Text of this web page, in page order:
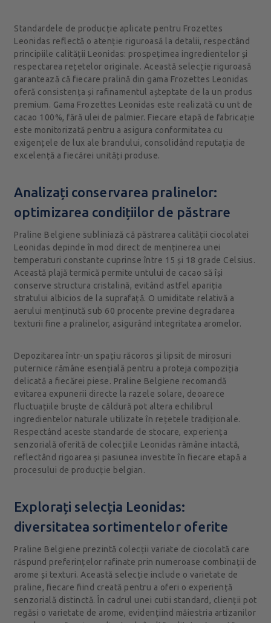
Standardele de producție aplicate pentru Frozettes
Leonidas reflectă o atenție riguroasă la detalii, respectând
principiile calității Leonidas: prospețimea ingredientelor și
respectarea rețetelor originale. Această selecție riguroasă
garantează că fiecare pralină din gama Frozettes Leonidas
oferă consistența și rafinamentul așteptate de la un produs
premium. Gama Frozettes Leonidas este realizată cu unt de
cacao 100%, fără ulei de palmier. Fiecare etapă de fabricație
este monitorizată pentru a asigura conformitatea cu
exigențele de lux ale brandului, consolidând reputația de
excelență a fiecărei unități produse.
Analizați conservarea pralinelor:
optimizarea condițiilor de păstrare
Praline Belgiene subliniază că păstrarea calității ciocolatei
Leonidas depinde în mod direct de menținerea unei
temperaturi constante cuprinse între 15 și 18 grade Celsius.
Această plajă termică permite untului de cacao să își
conserve structura cristalină, evitând astfel apariția
stratului albicios de la suprafață. O umiditate relativă a
aerului menținută sub 60 procente previne degradarea
texturii fine a pralinelor, asigurând integritatea aromelor.
Depozitarea într-un spațiu răcoros și lipsit de mirosuri
puternice rămâne esențială pentru a proteja compoziția
delicată a fiecărei piese. Praline Belgiene recomandă
evitarea expunerii directe la razele solare, deoarece
fluctuațiile bruște de căldură pot altera echilibrul
ingredientelor naturale utilizate în rețetele tradiționale.
Respectând aceste standarde de stocare, experiența
senzorială oferită de colecțiile Leonidas rămâne intactă,
reflectând rigoarea și pasiunea investite în fiecare etapă a
procesului de producție belgian.
Explorați selecția Leonidas:
diversitatea sortimentelor oferite
Praline Belgiene prezintă colecții variate de ciocolată care
răspund preferințelor rafinate prin numeroase combinații de
arome și texturi. Această selecție include o varietate de
praline, fiecare fiind creată pentru a oferi o experiență
senzorială distinctă. În cadrul unei cutii standard, clienții pot
regăsi o varietate de arome, evidențiind măiestria artizanilor